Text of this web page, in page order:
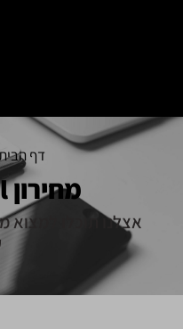
דף
מחירון SH-Digital
אצלנו תוכלו למצוא